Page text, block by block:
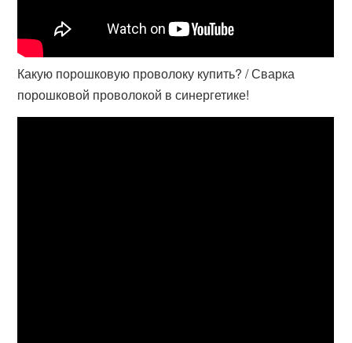
Какую порошковую проволоку купить? / Сварка
порошковой проволокой в синергетике!